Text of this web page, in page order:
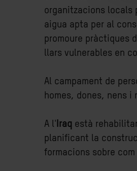
organitzacions locals
aigua apta per al
promoure pràctiques
llars vulnerables en
Al campament de
homes, dones, nens i
A l' Iraq està
planificant la
formacions sobre